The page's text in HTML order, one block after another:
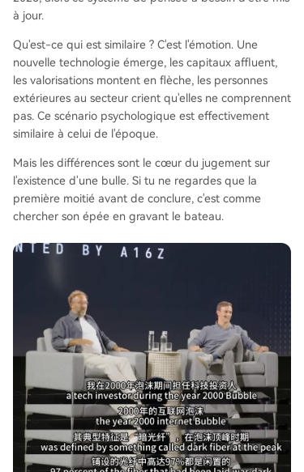
à jour.
Qu'est-ce qui est similaire ? C'est l'émotion. Une
nouvelle technologie émerge, les capitaux affluent,
les valorisations montent en flèche, les personnes
extérieures au secteur crient qu'elles ne comprennent
pas. Ce scénario psychologique est effectivement
similaire à celui de l'époque.
Mais les différences sont le cœur du jugement sur
l'existence d'une bulle. Si tu ne regardes que la
première moitié avant de conclure, c'est comme
chercher son épée en gravant le bateau.